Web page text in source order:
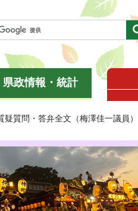
県政情報・統計
質問・答弁全文（梅澤佳一議員）